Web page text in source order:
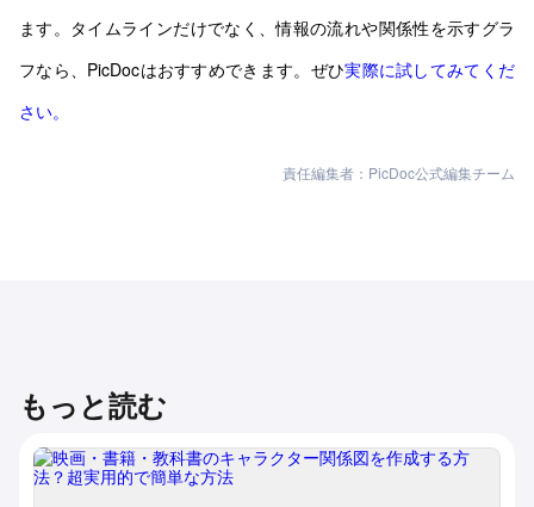
ます。タイムラインだけでなく、情報の流れや関係性を示すグラ
フなら、PicDocはおすすめできます。ぜひ実際に試してみてくだ
さい。
責任編集者：PicDoc公式編集チーム
もっと読む